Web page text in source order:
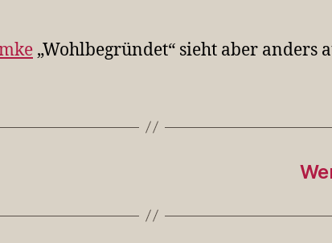
„Wohlbegründet“ sieht aber anders